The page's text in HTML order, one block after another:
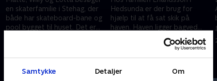
Samtykke Detaljer Om
en skaterfamilie i Stehag, der
både har skateboard-bane og
pool bygget til huset. Det er
Hedsunda er der brug for
hjælp til at få sat skik på
haven. Haven ligger bagved
huset, men ingen i familien
bruger området. Det kommer
25. november 2016 • 42 min